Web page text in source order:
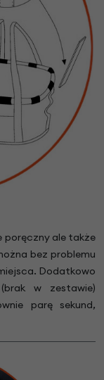
poręczny ale także
bez problemu
Dodatkowo
w zestawie)
parę sekund,